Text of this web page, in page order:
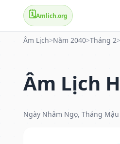
🗓️Amlich.org
Âm Lịch>Năm 2040>Tháng 2>
Âm Lịch
Ngày Nhâm Ngọ, Tháng